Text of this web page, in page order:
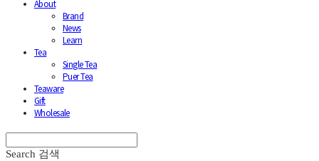
About
Brand
News
Learn
Tea
Single Tea
Puer Tea
Teaware
Gift
Wholesale
Search 검색